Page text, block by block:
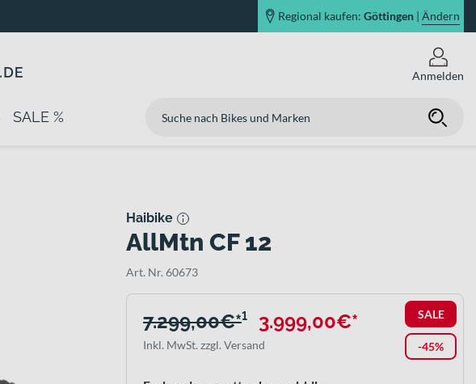
Regional kaufen: Göttingen | Ändern
Anmelden
SALE %
Haibike
AllMtn CF 12
Art. Nr. 60673
SALE
-45%
7.299,00€*¹ 3.999,00€*
Inkl. MwSt. zzgl. Versand